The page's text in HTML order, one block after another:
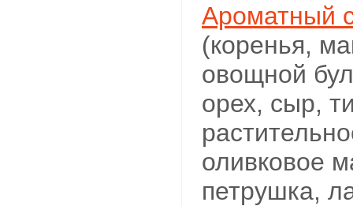
Ароматный
(коренья,
овощной
орех, сыр,
оливковое
петрушка,